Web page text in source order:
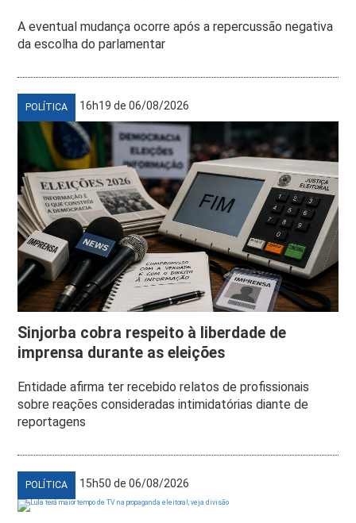
A eventual mudança ocorre após a repercussão negativa
da escolha do parlamentar
POLÍTICA 16h19 de 06/08/2026
Sinjorba cobra respeito à liberdade de
imprensa durante as eleições
Entidade afirma ter recebido relatos de profissionais
sobre reações consideradas intimidatórias diante de
reportagens
POLÍTICA 15h50 de 06/08/2026